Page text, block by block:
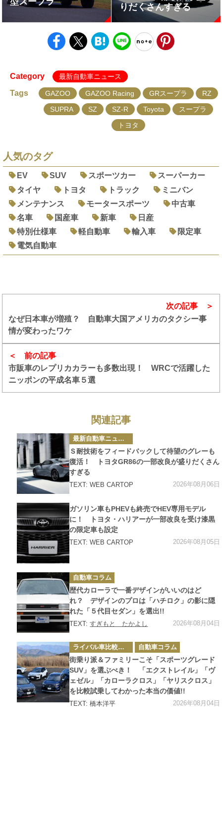
りだくさんすぎる
Category 最新自動車ニュース
Tags GAZOO GAZOO Racing GRスープラ
RZ
SUPRA
SZ SZ-R Toyota
スープラ
トヨタ
人気のタグ
EV SUV スポーツカー
スーパーカー
タイヤ
トヨタ トラック
ミニバン
メンテナンス
モータースポーツ
中古車
名車
国産車 新車
日産
特別仕様車
軽自動車 輸入車
限定車
電気自動車
前の記事
市販車のレプリカカラーも多数出現！ WRCで活躍した
ニッポンの平成名車５選
次の記事
なぜ日本車が増殖？ 自動車大国アメリカのタクシー事
情が変わったワケ
関連記事
カ
テ
ゴ
リ
ー
最新自動車ニュース
Ｓ耐技術をフィードバックして待望のグレーも
復活！ トヨタGR86の一部改良が盛りだくさん
すぎる
TEXT: WEB CARTOP 2026年08月06日
カ
テ
ゴ
リ
ー
ガソリン車もPHEVも終売でHEV専用モデル
に！ トヨタ・ハリアーが一部改良を受け漆黒
の限定車も設定
TEXT: WEB CARTOP 2026年08月05日
カ
テ
ゴ
リ
ー
自動車コラム
歴代カローラで一番デザインがいいのはど
れ？ デザインのプロは「ハチロク」の影に隠
れた「５代目セダン」を選出!!
TEXT:すぎもと たかよし 2026年08月04日
カ
テ
ゴ
リ
ー
ライバル車比較テスト 自動車コラム
街乗り派＆ファミリーこそ「スポーツグレード
SUV」を選ぶべき！ 「エクストレイル」「ヴ
ェゼル」「カローラクロス」「ヤリスクロス」
を比較試乗してわかった本当の価値!!
TEXT: 橋本洋平 2026年08月04日